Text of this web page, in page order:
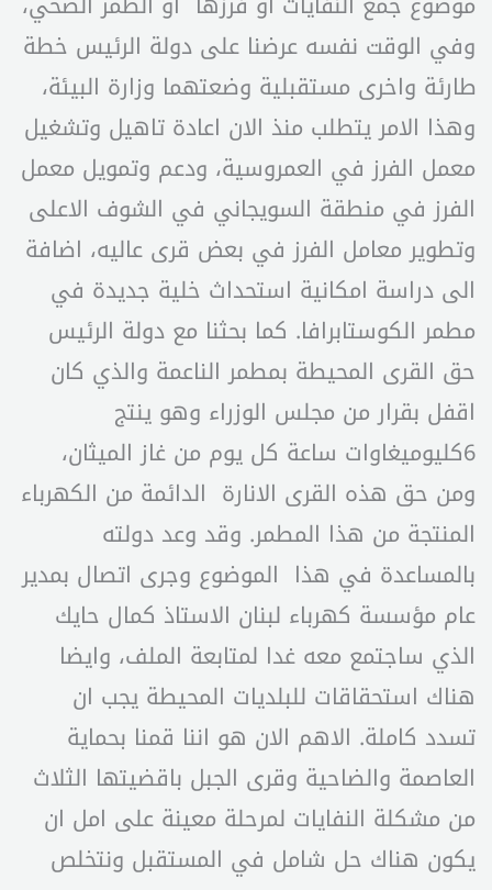
وفي الوقت نفسه عرضنا على دولة الرئيس خطة
طارئة واخرى مستقبلية وضعتهما وزارة البيئة،
وهذا الامر يتطلب منذ الان اعادة تاهيل وتشغيل
معمل الفرز في العمروسية، ودعم وتمويل معمل
الفرز في منطقة السويجاني في الشوف الاعلى
وتطوير معامل الفرز في بعض قرى عاليه، اضافة
الى دراسة امكانية استحداث خلية جديدة في
مطمر الكوستابرافا. كما بحثنا مع دولة الرئيس
حق القرى المحيطة بمطمر الناعمة والذي كان
اقفل بقرار من مجلس الوزراء وهو ينتج
6كليوميغاوات ساعة كل يوم من غاز الميثان،
ومن حق هذه القرى الانارة الدائمة من الكهرباء
المنتجة من هذا المطمر. وقد وعد دولته
بالمساعدة في هذا الموضوع وجرى اتصال بمدير
عام مؤسسة كهرباء لبنان الاستاذ كمال حايك
الذي ساجتمع معه غدا لمتابعة الملف، وايضا
هناك استحقاقات للبلديات المحيطة يجب ان
تسدد كاملة. الاهم الان هو اننا قمنا بحماية
العاصمة والضاحية وقرى الجبل باقضيتها الثلاث
من مشكلة النفايات لمرحلة معينة على امل ان
يكون هناك حل شامل في المستقبل ونتخلص